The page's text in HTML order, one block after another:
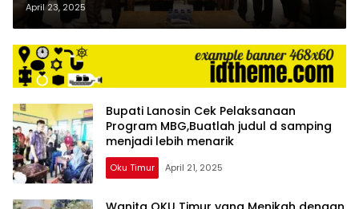
harga
iklan
yang
relatif
lebih
murah
dari
Koran
maupun
media
siber
Raperbup OKU Timur,Buatlah
judul di samping menjadi lebih
menarik
April 23, 2025
Bupati Lanosin Cek Pelaksanaan
Program MBG,Buatlah judul d samping
menjadi lebih menarik
Oku Timur April 21, 2025